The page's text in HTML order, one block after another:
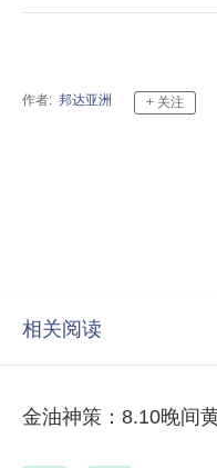
作者: 邦达亚洲
相关阅读
金油神策：8.10晚间